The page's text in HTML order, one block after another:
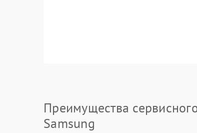
Преимущества
Samsung